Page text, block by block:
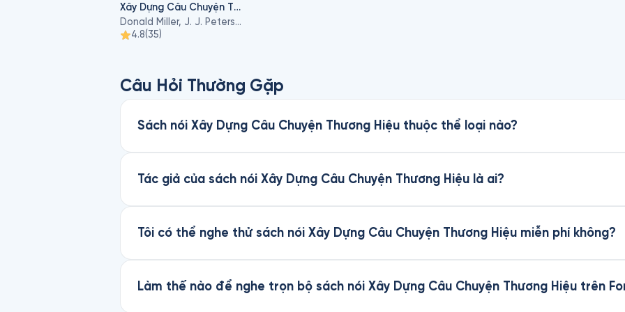
Xây Dựng Câu Chuyện Thương Hiệu
Donald Miller, J. J. Peterson
4.8(35)
Câu Hỏi Thường Gặp
Sách nói Xây Dựng Câu Chuyện Thương Hiệu thuộc thể loại nào?
Tác giả của sách nói Xây Dựng Câu Chuyện Thương Hiệu là ai?
Tôi có thể nghe thử sách nói Xây Dựng Câu Chuyện Thương Hiệu miễn phí không?
Làm thế nào để nghe trọn bộ sách nói Xây Dựng Câu Chuyện Thương Hiệu trên